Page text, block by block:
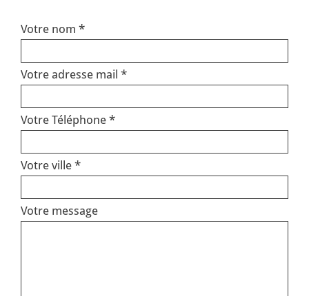
Votre nom *
Votre adresse mail *
Votre Téléphone *
Votre ville *
Votre message